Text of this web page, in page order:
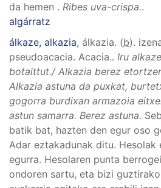
da hemen . Ribes uva-crispa..
algárratz
álkaze, alkazia, álkazia. (b).
pseudoacacia. Acacia.. Iru alkaze
botaittut./ Alkazia berez
Alkazia astuna da puxkat,
gogorra burdixan armazoia
astun samarra. Berez astuna.
batik bat, hazten den egur oso
Adar eztakadunak ditu. Hesolak
egurra. Hesolaren punta
ondoren sartu, eta bizi